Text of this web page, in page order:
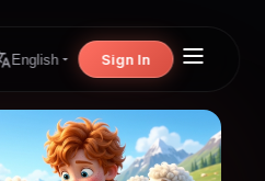
English Sign In